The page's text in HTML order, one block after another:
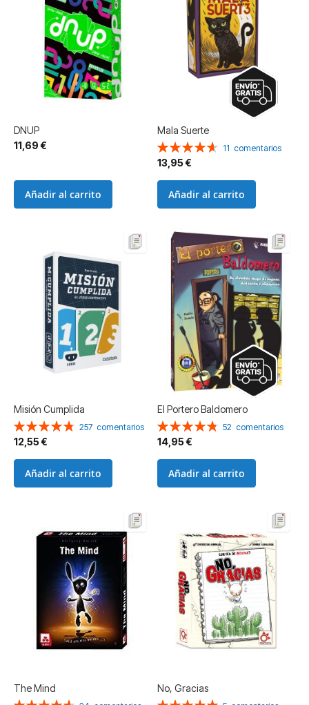
DNUP
11,69 €
Añadir al carrito
Mala Suerte
Valoración:
93%
11 comentarios
13,95 €
Añadir al carrito
Misión Cumplida
Valoración:
97%
257 comentarios
12,55 €
Añadir al carrito
El Portero Baldomero
Valoración:
96%
52 comentarios
14,95 €
Añadir al carrito
The Mind
No, Gracias